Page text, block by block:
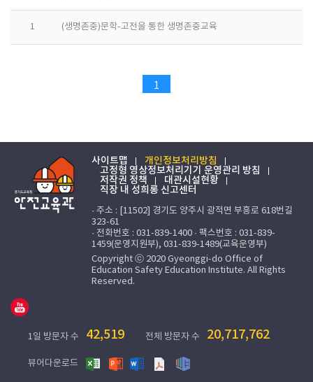
1 (생명존중)문학-고전을 통한 생명존중교육
1
사이트맵
개인정보처리방침
고정형 영상정보처리기기 운영관리 방침
저작권 정책
대관시설현황
직장 내 성희롱 신고센터
· 주소 : [11502] 경기도 양주시 광적면 부흥로 618번길
323-61
· 전화번호 : 031-839-1400 · 팩스번호 : 031-839-
1459(운영지원부), 031-839-1489(교육운영부)
Copyright ⓒ 2020 Gyeonggi-do Office of
Education Safety Education Institute. All Rights
Reserved.
1일 방문자 수 42,519 전체 방문자 수 20,717,762
뷰어다운로드